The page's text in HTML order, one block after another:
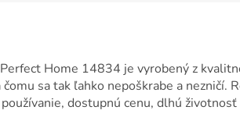
Home 14834 je vyrobený z
sa tak ľahko nepoškrabe a nezničí.
dostupnú cenu, dlhú životnosť